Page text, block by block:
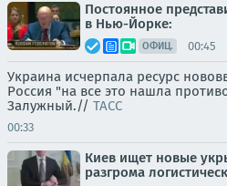
Постоянное
в Нью-Йорке:
ОФИЦ. 00:45
Украина исчерпала ресурс
Россия "на все это нашла
Залужный.// ТАСС
00:33
Киев ищет новые
разгрома